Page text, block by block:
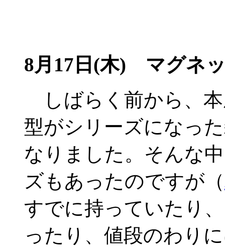
8月17日(木) マグネ
しばらく前から、
型がシリーズになっ
なりました。そんな
ズもあったのですが（
すでに持っていたり
ったり、値段のわり